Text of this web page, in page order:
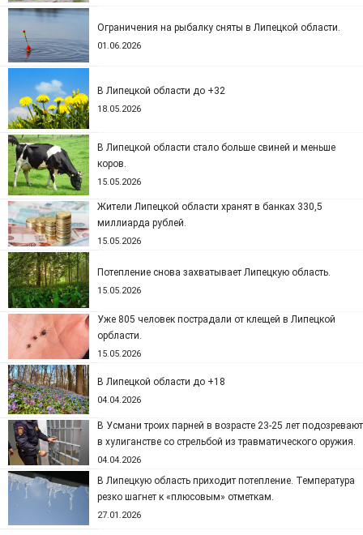
Ограничения на рыбалку сняты в Липецкой области.
01.06.2026
В Липецкой области до +32
18.05.2026
В Липецкой области стало больше свиней и меньше
коров.
15.05.2026
Жители Липецкой области хранят в банках 330,5
миллиарда рублей.
15.05.2026
Потепление снова захватывает Липецкую область.
15.05.2026
Уже 805 человек пострадали от клещей в Липецкой
орбласти.
15.05.2026
В Липецкой области до +18
04.04.2026
В Усмани троих парней в возрасте 23-25 лет подозревают
в хулиганстве со стрельбой из травматического оружия.
04.04.2026
В Липецкую область приходит потепление. Температура
резко шагнет к «плюсовым» отметкам.
27.01.2026